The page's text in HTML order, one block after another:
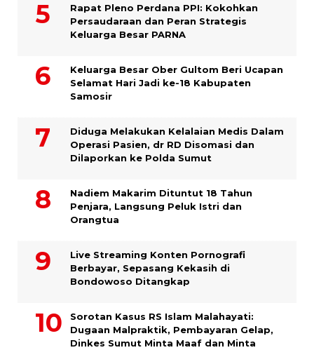
Rapat Pleno Perdana PPI: Kokohkan
Persaudaraan dan Peran Strategis
Keluarga Besar PARNA
Keluarga Besar Ober Gultom Beri Ucapan
Selamat Hari Jadi ke-18 Kabupaten
Samosir
Diduga Melakukan Kelalaian Medis Dalam
Operasi Pasien, dr RD Disomasi dan
Dilaporkan ke Polda Sumut
​Nadiem Makarim Dituntut 18 Tahun
Penjara, Langsung Peluk Istri dan
Orangtua
Live Streaming Konten Pornografi
Berbayar, Sepasang Kekasih di
Bondowoso Ditangkap
Sorotan Kasus RS Islam Malahayati:
Dugaan Malpraktik, Pembayaran Gelap,
Dinkes Sumut Minta Maaf dan Minta